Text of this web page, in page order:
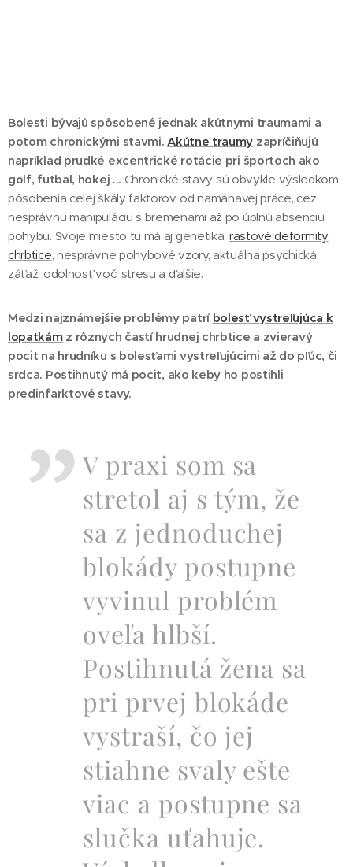
Bolesti bývajú spôsobené jednak akútnymi traumami a
potom chronickými stavmi.Akútne traumy zapríčiňujú
napríklad prudké excentrické rotácie pri športoch ako
golf, futbal, hokej ... Chronické stavy sú obvykle výsledkom
pôsobenia celej škály faktorov, od namáhavej práce, cez
nesprávnu manipuláciu s bremenami až po úplnú absenciu
pohybu. Svoje miesto tu má aj genetika, rastové deformity
chrbtice, nesprávne pohybové vzory, aktuálna psychická
záťaž, odolnosť voči stresu a ďalšie.
Medzi najznámejšie problémy patrí bolesť vystreľujúca k
lopatkámz rôznych častí hrudnej chrbtice a zvieravý
pocit na hrudníku s bolesťami vystreľujúcimi až do pľúc, či
srdca. Postihnutý má pocit, ako keby ho postihli
predinfarktové stavy.
V praxi som sa
stretol aj s tým, že
sa z jednoduchej
blokády postupne
vyvinul problém
oveľa hlbší.
Postihnutá žena sa
pri prvej blokáde
vystraší, čo jej
stiahne svaly ešte
viac a postupne sa
slučka uťahuje.